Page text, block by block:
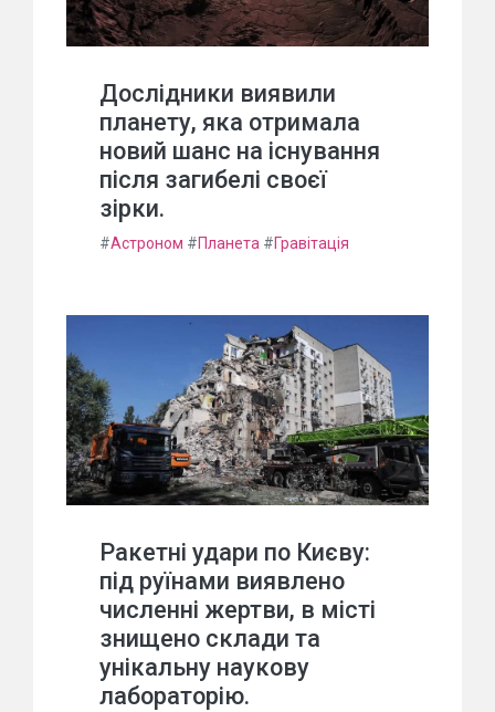
Дослідники виявили
планету, яка отримала
новий шанс на існування
після загибелі своєї
зірки.
#Астроном #Планета #Гравітація
Ракетні удари по Києву:
під руїнами виявлено
численні жертви, в місті
знищено склади та
унікальну наукову
лабораторію.